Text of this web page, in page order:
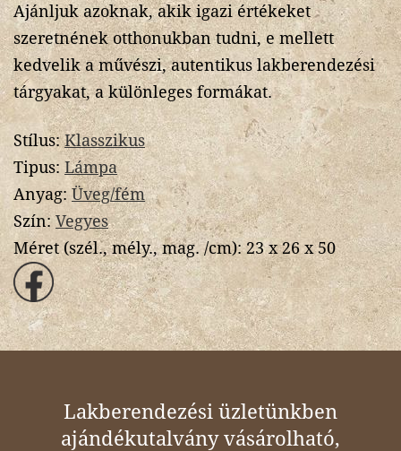
Ajánljuk azoknak, akik igazi értékeket
szeretnének otthonukban tudni, e mellett
kedvelik a művészi, autentikus lakberendezési
tárgyakat, a különleges formákat.
Stílus:Klasszikus
Tipus: Lámpa
Anyag:Üveg/fém
Szín: Vegyes
Méret (szél., mély., mag. /cm):23 x 26 x 50
Lakberendezési üzletünkben
ajándékutalvány vásárolható,